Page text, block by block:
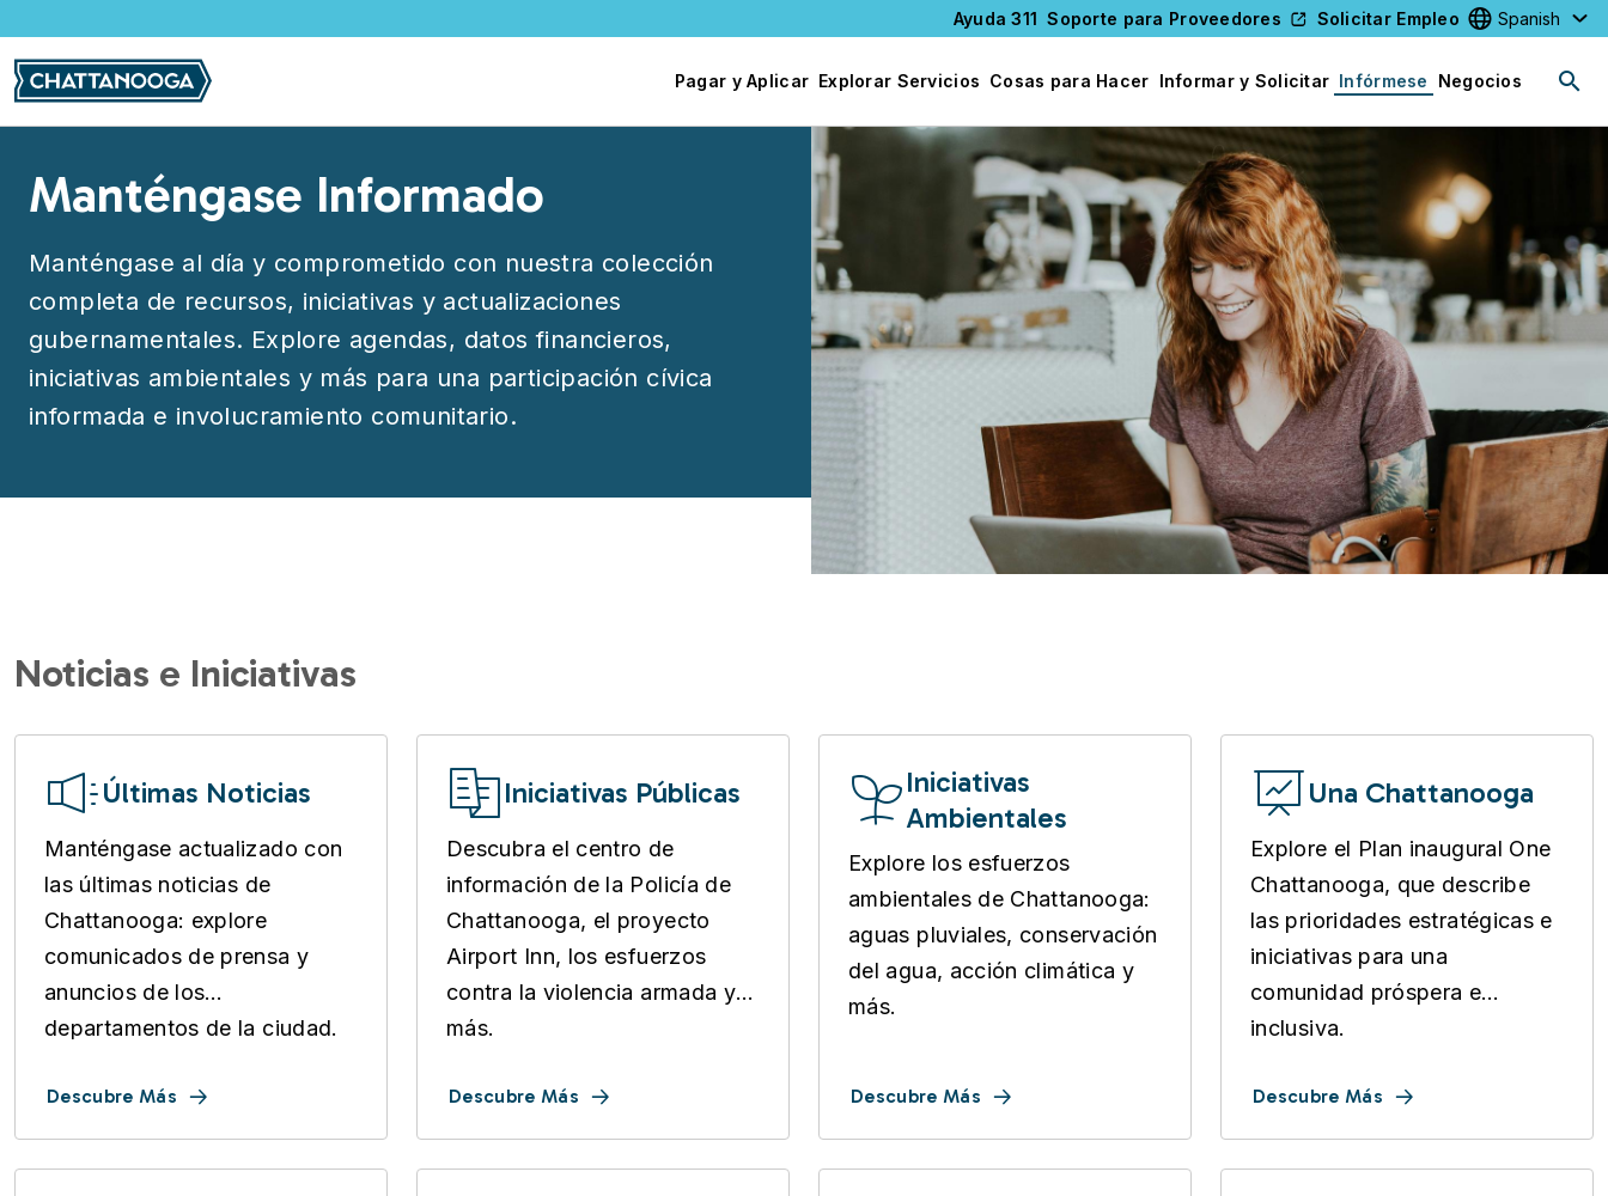
Ayuda 311 Soporte para Proveedores Solicitar Empleo
Select your
Pagar y Aplicar Explorar Servicios Cosas para Hacer Informar y Solicitar Infórmese Negocios
Manténgase Informado
Manténgase al día y comprometido con nuestra colección
completa de recursos, iniciativas y actualizaciones
gubernamentales. Explore agendas, datos financieros,
iniciativas ambientales y más para una participación cívica
informada e involucramiento comunitario.
Image
Noticias e Iniciativas
Últimas Noticias
Manténgase actualizado con
las últimas noticias de
Chattanooga: explore
comunicados de prensa y
anuncios de los
departamentos de la ciudad.
Descubre Más
Iniciativas Públicas
Descubra el centro de
información de la Policía de
Chattanooga, el proyecto
Airport Inn, los esfuerzos
contra la violencia armada y
más.
Descubre Más
Iniciativas
Ambientales
Explore los esfuerzos
ambientales de Chattanooga:
aguas pluviales, conservación
del agua, acción climática y
más.
Descubre Más
Una Chattanooga
Explore el Plan inaugural One
Chattanooga, que describe
las prioridades estratégicas e
iniciativas para una
comunidad próspera e
inclusiva.
Descubre Más